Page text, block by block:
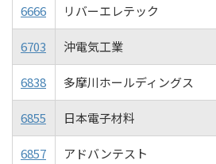
6666 リバーエレテック
6703 沖電気工業
6838 多摩川ホールディングス
6855 日本電子材料
6857 アドバンテスト